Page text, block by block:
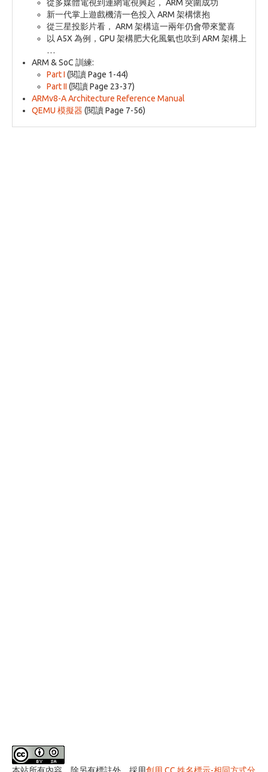
從多媒體電視到連網電視興起， ARM 突圍成功
新一代掌上遊戲機清一色投入 ARM 架構懷抱
從三星投影片看， ARM 架構這一兩年仍會帶來驚喜
以 A5X 為例，GPU 架構肥大化風氣也吹到 ARM 架構上
…
ARM & SoC 訓練:
Part I (閱讀 Page 1-44)
Part II (閱讀 Page 23-37)
ARMv8-A Architecture Reference Manual
QEMU 模擬器 (閱讀 Page 7-56)